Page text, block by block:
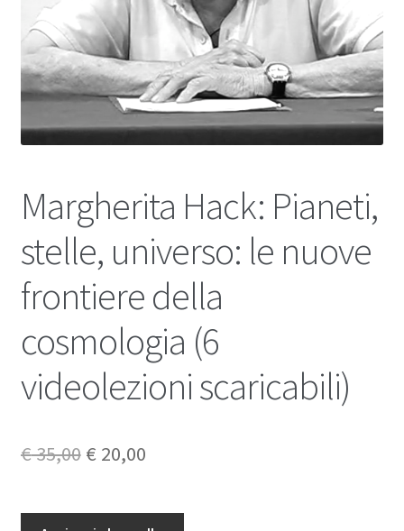
Margherita Hack: Pianeti,
stelle, universo: le nuove
frontiere della
cosmologia (6
videolezioni scaricabili)
€35,00 Il
originale
€ 20,00Il
attuale